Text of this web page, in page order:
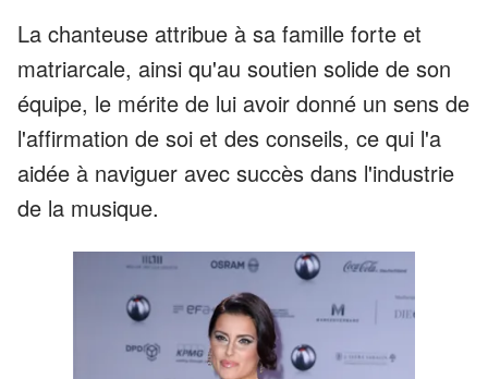
La chanteuse attribue à sa famille forte et
matriarcale, ainsi qu'au soutien solide de son
équipe, le mérite de lui avoir donné un sens de
l'affirmation de soi et des conseils, ce qui l'a
aidée à naviguer avec succès dans l'industrie
de la musique.